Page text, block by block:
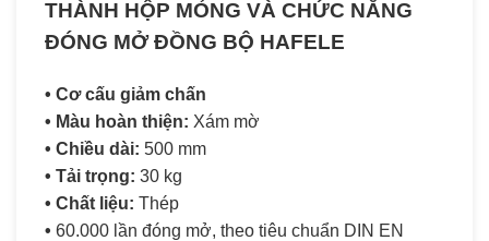
THÀNH HỘP MỎNG VÀ CHỨC NĂNG
ĐÓNG MỞ ĐỒNG BỘ HAFELE
• Cơ cấu giảm chấn
• Màu hoàn thiện: Xám mờ
• Chiều dài: 500 mm
• Tải trọng: 30 kg
• Chất liệu: Thép
• 60.000 lần đóng mở, theo tiêu chuẩn DIN EN